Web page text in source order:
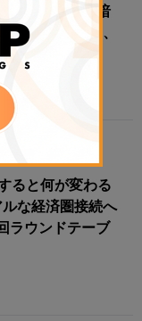
金商法時代の暗
正成立を受け、
来を討論
ると何が変わる
な経済圏接続へ​
ラウンドテーブ